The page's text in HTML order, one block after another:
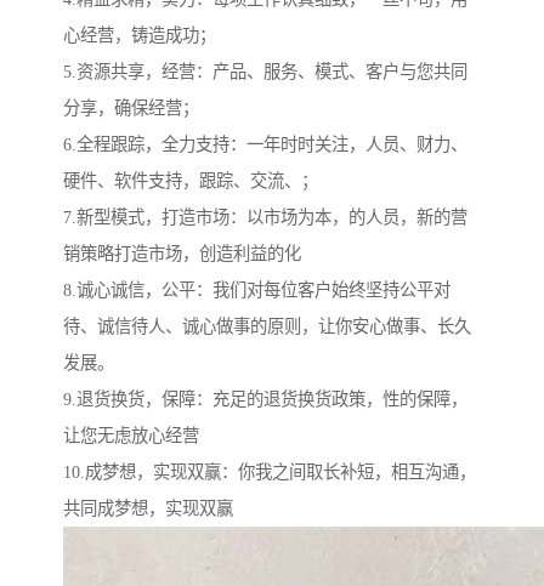
心经营，铸造成功；
5.资源共享，经营：产品、服务、模式、客户与您共同
分享，确保经营；
6.全程跟踪，全力支持：一年时时关注，人员、财力、
硬件、软件支持，跟踪、交流、；
7.新型模式，打造市场：以市场为本，的人员，新的营
销策略打造市场，创造利益的化
8.诚心诚信，公平：我们对每位客户始终坚持公平对
待、诚信待人、诚心做事的原则，让你安心做事、长久
发展。
9.退货换货，保障：充足的退货换货政策，性的保障，
让您无虑放心经营
10.成梦想，实现双赢：你我之间取长补短，相互沟通，
共同成梦想，实现双赢